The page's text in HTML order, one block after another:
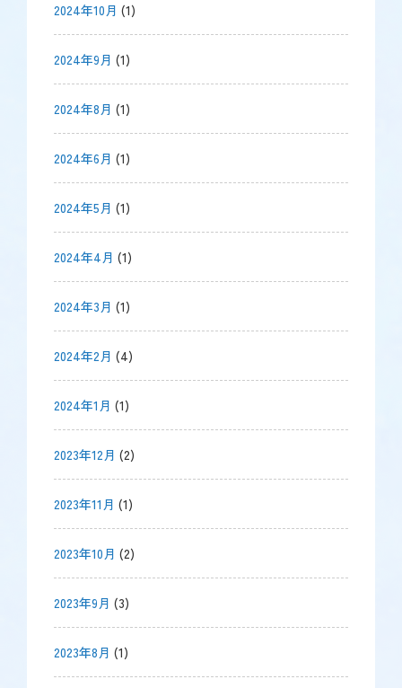
2024年10月 (1)
2024年9月 (1)
2024年8月 (1)
2024年6月 (1)
2024年5月 (1)
2024年4月 (1)
2024年3月 (1)
2024年2月 (4)
2024年1月 (1)
2023年12月 (2)
2023年11月 (1)
2023年10月 (2)
2023年9月 (3)
2023年8月 (1)